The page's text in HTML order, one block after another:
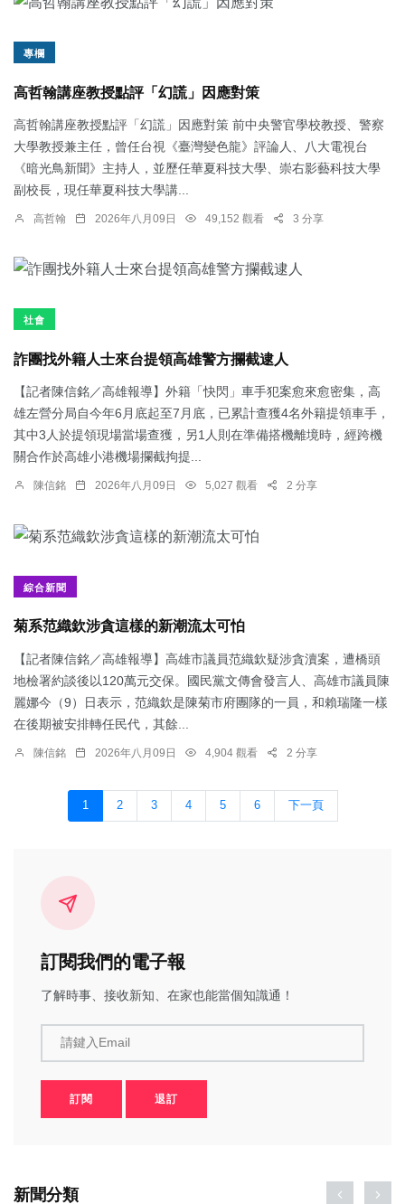
專欄
高哲翰講座教授點評「幻謊」因應對策
高哲翰講座教授點評「幻謊」因應對策 前中央警官學校教授、警察
大學教授兼主任，曾任台視《臺灣變色龍》評論人、八大電視台
《暗光鳥新聞》主持人，並歷任華夏科技大學、崇右影藝科技大學
副校長，現任華夏科技大學講...
高哲翰 2026年八月09日 49,152 觀看 3 分享
社會
詐團找外籍人士來台提領高雄警方攔截逮人
【記者陳信銘／高雄報導】外籍「快閃」車手犯案愈來愈密集，高
雄左營分局自今年6月底起至7月底，已累計查獲4名外籍提領車手，
其中3人於提領現場當場查獲，另1人則在準備搭機離境時，經跨機
關合作於高雄小港機場攔截拘提...
陳信銘 2026年八月09日 5,027 觀看 2 分享
綜合新聞
菊系范織欽涉貪這樣的新潮流太可怕
【記者陳信銘／高雄報導】高雄市議員范織欽疑涉貪瀆案，遭橋頭
地檢署約談後以120萬元交保。國民黨文傳會發言人、高雄市議員陳
麗娜今（9）日表示，范織欽是陳菊市府團隊的一員，和賴瑞隆一樣
在後期被安排轉任民代，其餘...
陳信銘 2026年八月09日 4,904 觀看 2 分享
1 2 3 4 5 6 下一頁
訂閱我們的電子報
了解時事、接收新知、在家也能當個知識通！
請鍵入Email
訂閱 退訂
新聞分類